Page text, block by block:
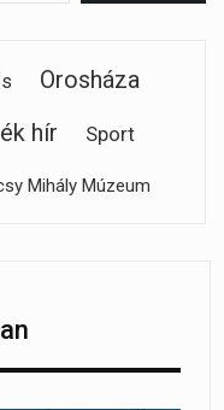
Orosháza
hír Sport
Mihály Múzeum